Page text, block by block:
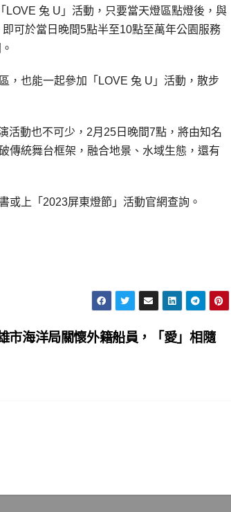
兔 U」活動，只要當天燈區點燈後，與
可於當日晚間5點半至10點至萬年公園服務
，也能一起參加「LOVE 兔 U」活動，散步
活動也不可少，2月25日晚間7點，將由知名
傳統舞台框架，融合地景、水域生態，還有
或上「2023屏東燈節」活動官網查詢。
市海洋局關懷外籍船員，「愛」相隨